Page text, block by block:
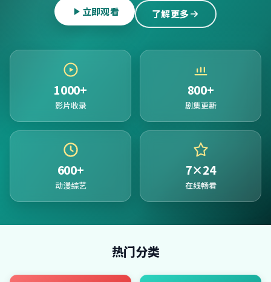
立即观看 了解更多
1000+
影片收录
800+
剧集更新
600+
动漫综艺
7×24
在线畅看
热门分类